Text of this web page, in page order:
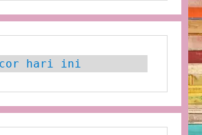
hari ini